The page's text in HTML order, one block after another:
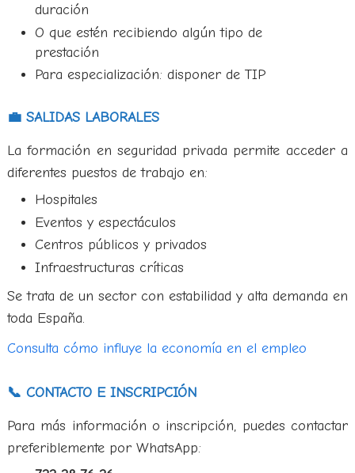
duración
O que estén recibiendo algún tipo de
prestación
Para especialización: disponer de TIP
💼 SALIDAS LABORALES
La formación en seguridad privada permite acceder a
diferentes puestos de trabajo en:
Hospitales
Eventos y espectáculos
Centros públicos y privados
Infraestructuras críticas
Se trata de un sector con estabilidad y alta demanda en
toda España.
Consulta cómo influye la economía en el empleo
📞 CONTACTO E INSCRIPCIÓN
Para más información o inscripción, puedes contactar
preferiblemente por WhatsApp: